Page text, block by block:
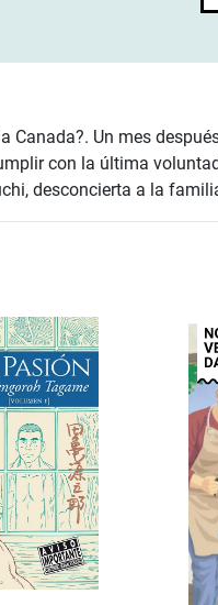
Canada?. Un mes
con la última
desconcierta a la